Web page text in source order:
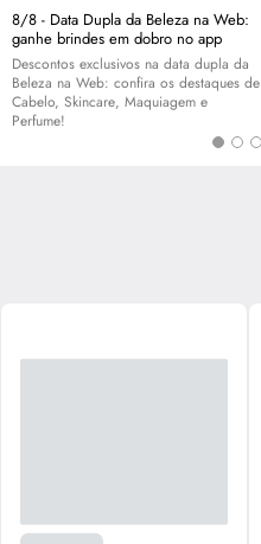
8/8 - Data Dupla da Beleza na Web:
ganhe brindes em dobro no app
Descontos exclusivos na data dupla da
Beleza na Web: confira os destaques de
Cabelo, Skincare, Maquiagem e
Perfume!